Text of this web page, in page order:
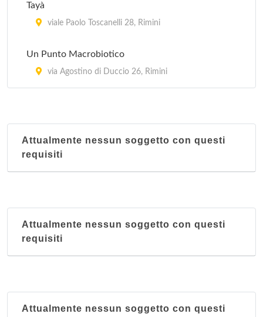
Tayà
viale Paolo Toscanelli 28, Rimini
Un Punto Macrobiotico
via Agostino di Duccio 26, Rimini
Attualmente nessun soggetto con questi
requisiti
Attualmente nessun soggetto con questi
requisiti
Attualmente nessun soggetto con questi